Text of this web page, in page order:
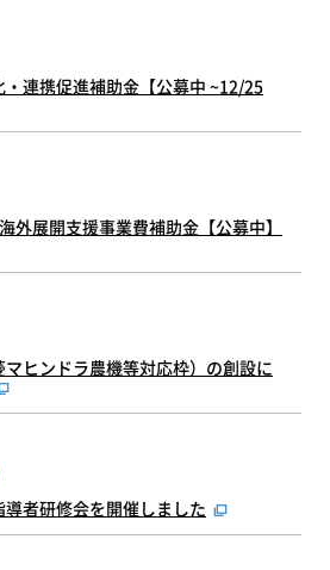
連携促進補助金【公募中 ~12/25
外展開支援事業費補助金【公募中】
ヒンドラ農機等対応枠）の創設に
者研修会を開催しました